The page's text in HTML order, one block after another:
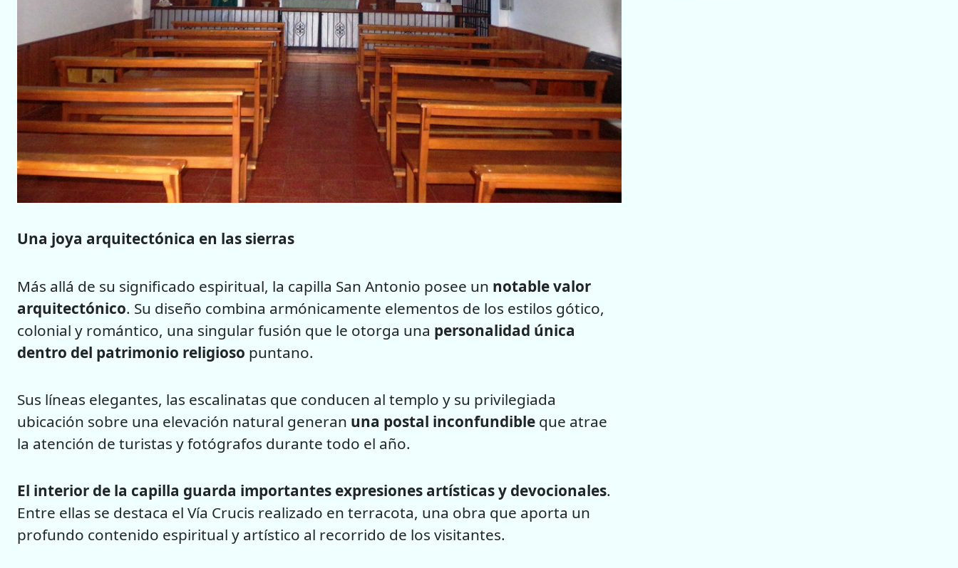
Una joya arquitectónica en las sierras
Más allá de su significado espiritual, la capilla San Antonio posee un notable valor
arquitectónico. Su diseño combina armónicamente elementos de los estilos gótico,
colonial y romántico, una singular fusión que le otorga una personalidad única
dentro del patrimonio religioso puntano.
Sus líneas elegantes, las escalinatas que conducen al templo y su privilegiada
ubicación sobre una elevación natural generan una postal inconfundible que atrae
la atención de turistas y fotógrafos durante todo el año.
El interior de la capilla guarda importantes expresiones artísticas y devocionales.
Entre ellas se destaca el Vía Crucis realizado en terracota, una obra que aporta un
profundo contenido espiritual y artístico al recorrido de los visitantes.